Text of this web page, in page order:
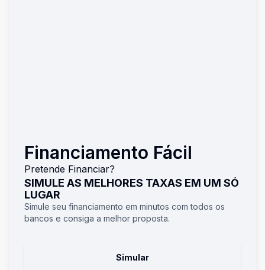
Financiamento Fácil
Pretende Financiar?
SIMULE AS MELHORES TAXAS EM UM SÓ
LUGAR
Simule seu financiamento em minutos com todos os
bancos e consiga a melhor proposta.
Simular